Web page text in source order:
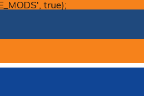
true);